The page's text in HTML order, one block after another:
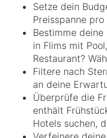
Setze dein
Preisspanne
Bestimme
in Flims mit
Restaurant?
Filtere nach
an deine
Überprüfe die
enthält
Hotels suchen,